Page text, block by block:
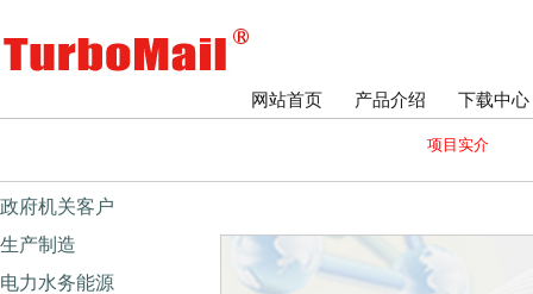
网站首页 产品介绍 下载中心
项目实介
政府机关客户
生产制造
电力水务能源